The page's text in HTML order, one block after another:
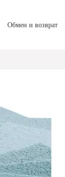
Обмен и возврат